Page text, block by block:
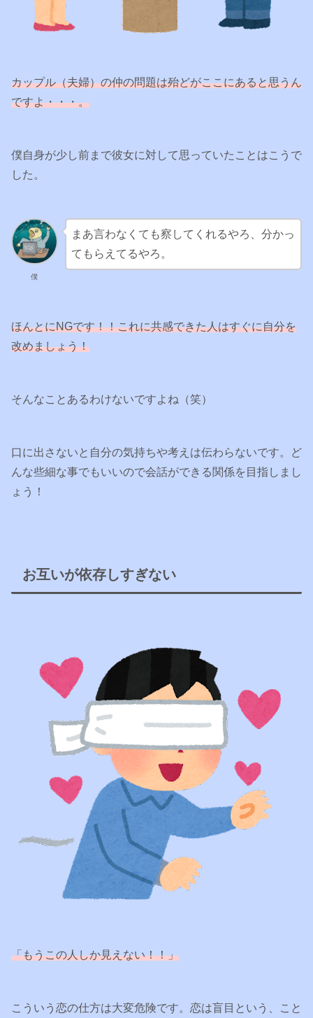
カップル（夫婦）の仲の問題は殆どがここにあると思うん
ですよ・・・。
僕自身が少し前まで彼女に対して思っていたことはこうで
した。
僕
まあ言わなくても察してくれるやろ、分かっ
てもらえてるやろ。
ほんとにNGです！！これに共感できた人はすぐに自分を
改めましょう！
そんなことあるわけないですよね（笑）
口に出さないと自分の気持ちや考えは伝わらないです。ど
んな些細な事でもいいので会話ができる関係を目指しまし
ょう！
お互いが依存しすぎない
「もうこの人しか見えない！！」
こういう恋の仕方は大変危険です。恋は盲目という、こと